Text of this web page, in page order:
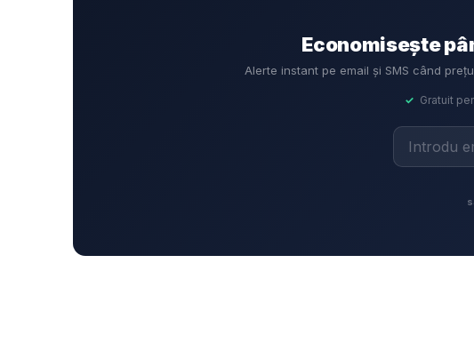
Economisește
Alerte instant pe email și SMS când
✓ Gratuit